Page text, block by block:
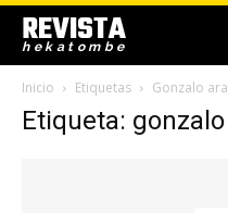
REVISTA
hekatombe
Inicio Etiquetas Gonzalo
Etiqueta: